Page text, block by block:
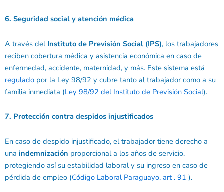
6. Seguridad social y atención médica
A través del Instituto de Previsión Social (IPS), los trabajadores
reciben cobertura médica y asistencia económica en caso de
enfermedad, accidente, maternidad, y más. Este sistema está
regulado por la Ley 98/92 y cubre tanto al trabajador como a su
familia inmediata (Ley 98/92 del Instituto de Previsión Social).
7. Protección contra despidos injustificados
En caso de despido injustificado, el trabajador tiene derecho a
una indemnización proporcional a los años de servicio,
protegiendo así su estabilidad laboral y su ingreso en caso de
pérdida de empleo (Código Laboral Paraguayo, art . 91 ).